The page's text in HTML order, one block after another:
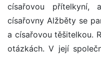
císařovou přítelkyní,
císařovny Alžběty se
a císařovou těšitelkou.
otázkách. V její